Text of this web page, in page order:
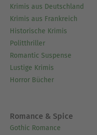
Krimis aus Deutschland
Krimis aus Frankreich
Historische Krimis
Politthriller
Romantic Suspense
Lustige Krimis
Horror Bücher
Romance & Spice
Gothic Romance